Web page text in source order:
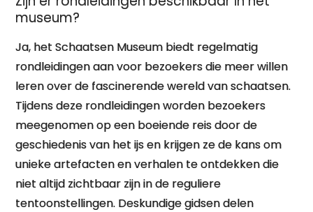
museum?
Ja, het Schaatsen Museum biedt regelmatig
rondleidingen aan voor bezoekers die meer willen
leren over de fascinerende wereld van schaatsen.
Tijdens deze rondleidingen worden bezoekers
meegenomen op een boeiende reis door de
geschiedenis van het ijs en krijgen ze de kans om
unieke artefacten en verhalen te ontdekken die
niet altijd zichtbaar zijn in de reguliere
tentoonstellingen. Deskundige gidsen delen